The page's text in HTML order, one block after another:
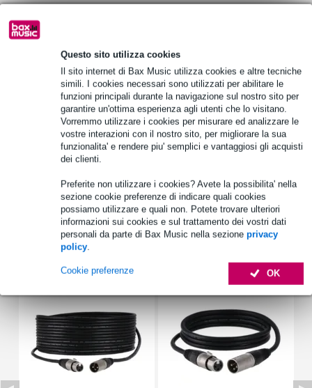
Questo sito utilizza cookies
Il sito internet di Bax Music utilizza cookies e altre tecniche
simili. I cookies necessari sono utilizzati per abilitare le
funzioni principali durante la navigazione sul nostro sito per
garantire un'ottima esperienza agli utenti che lo visitano.
Vorremmo utilizzare i cookies per misurare ed analizzare le
vostre interazioni con il nostro sito, per migliorare la sua
funzionalita' e rendere piu' semplici e vantaggiosi gli acquisti
dei clienti.
Preferite non utilizzare i cookies? Avete la possibilita' nella
sezione cookie preferenze di indicare quali cookies
possiamo utilizzare e quali non. Potete trovare ulteriori
informazioni sui cookies e sul trattamento dei vostri dati
personali da parte di Bax Music nella sezione privacy
policy.
OK
Cookie preferenze
Oltre 48.000 articoli disponibili
1.250 marchi leader
Informazioni sul prodotto
Specifiche complete
Vedi anche (2)
Accessori (47)